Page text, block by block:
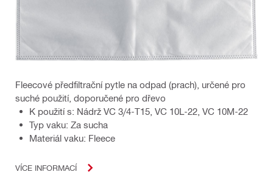
Fleecové předfiltrační pytle na odpad (prach), určené pro
suché použití, doporučené pro dřevo
K použití s: Nádrž VC 3/4-T15, VC 10L-22, VC 10M-22
Typ vaku: Za sucha
Materiál vaku: Fleece
VÍCE INFORMACÍ